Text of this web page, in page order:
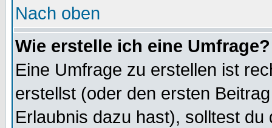
Nach oben
Wie erstelle ich eine Umfrage?
Eine Umfrage zu erstellen ist
erstellst (oder den ersten
Erlaubnis dazu hast), solltest